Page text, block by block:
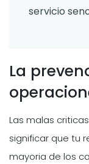
servicio
La
Las malas
significar que tu
mayoria de los